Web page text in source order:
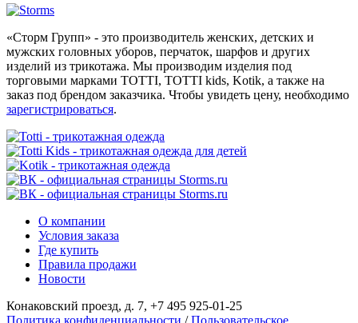
«Сторм Групп» - это производитель женских, детских и
мужских головных уборов, перчаток, шарфов и других
изделий из трикотажа. Мы производим изделия под
торговыми марками TOTTI, TOTTI kids, Kotik, а также на
заказ под брендом заказчика. Чтобы увидеть цену, необходимо
зарегистрироваться.
О компании
Условия заказа
Где купить
Правила продажи
Новости
Конаковский проезд, д. 7, +7 495 925-01-25